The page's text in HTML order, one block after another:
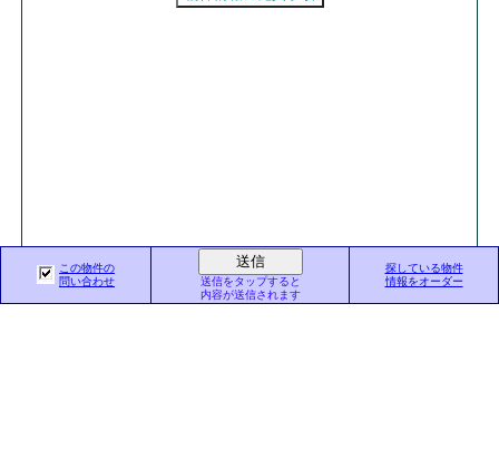
東京都知事（5）第76338号
株式会社 東京オフィスプロジェクト
この物件の
問い合わせ
送信をタップすると
内容が送信されます
探している物件
情報をオーダー